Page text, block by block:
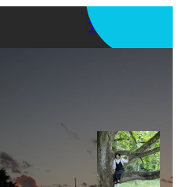
アプリを使う